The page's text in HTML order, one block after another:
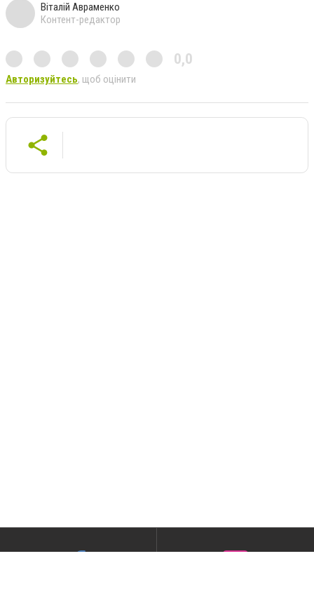
Віталій Авраменко
Контент-редактор
0,0
Авторизуйтесь, щоб оцінити